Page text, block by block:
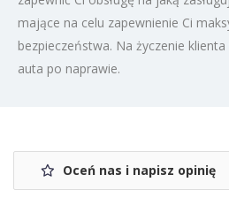
mające na celu zapewnienie Ci
bezpieczeństwa. Na życzenie
auta po naprawie.
Oceń nas i napisz opinię